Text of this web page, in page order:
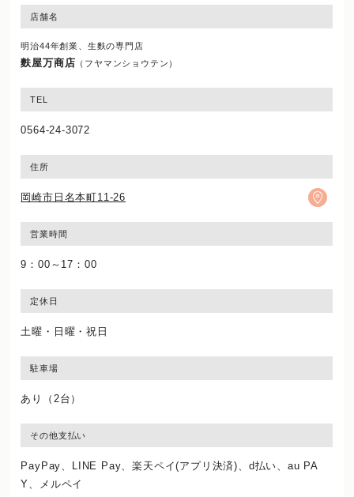
店舗名
明治44年創業、生麩の専門店
麩屋万商店 （フヤマンショウテン）
TEL
0564-24-3072
住所
岡崎市日名本町11-26
営業時間
9：00～17：00
定休日
土曜・日曜・祝日
駐車場
あり（2台）
その他支払い
PayPay、LINE Pay、楽天ペイ(アプリ決済)、d払い、au PA
Y、メルペイ